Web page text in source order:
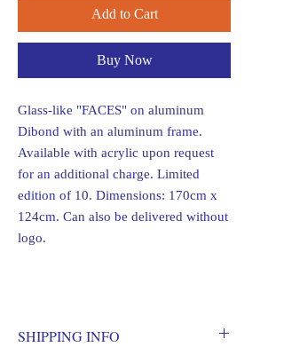
Add to Cart
Buy Now
Glass-like "FACES" on aluminum
Dibond with an aluminum frame.
Available with acrylic upon request
for an additional charge. Limited
edition of 10. Dimensions: 170cm x
124cm. Can also be delivered without
logo.
SHIPPING INFO